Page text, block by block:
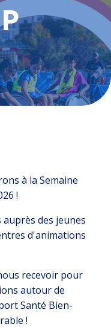
à la Semaine
!
des jeunes
d'animations
recevoir pour
autour de
Santé Bien-
!